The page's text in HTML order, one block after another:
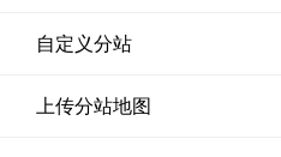
自定义分站
上传分站地图